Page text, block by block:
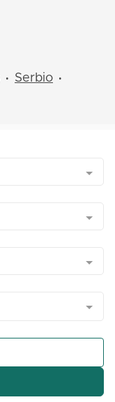
• Serbio •